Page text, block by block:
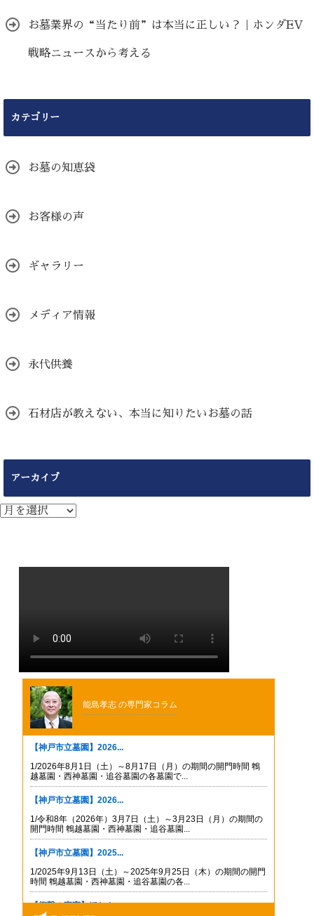
お墓業界の“当たり前”は本当に正しい？｜ホンダEV
戦略ニュースから考える
カテゴリー
お墓の知恵袋
お客様の声
ギャラリー
メディア情報
永代供養
石材店が教えない、本当に知りたいお墓の話
アーカイブ
ア
ー